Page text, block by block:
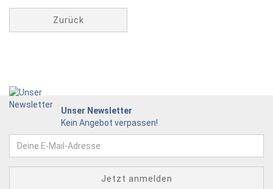
Zurück
Unser Newsletter
Kein Angebot verpassen!